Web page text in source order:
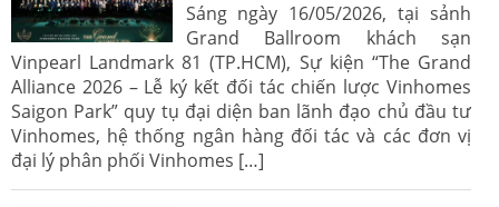
Sáng ngày 16/05/2026, tại sảnh
Grand Ballroom khách sạn
Vinpearl Landmark 81 (TP.HCM), Sự kiện “The Grand
Alliance 2026 – Lễ ký kết đối tác chiến lược Vinhomes
Saigon Park” quy tụ đại diện ban lãnh đạo chủ đầu tư
Vinhomes, hệ thống ngân hàng đối tác và các đơn vị
đại lý phân phối Vinhomes […]